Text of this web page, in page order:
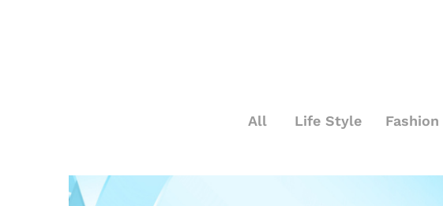
All Life Style Fashion